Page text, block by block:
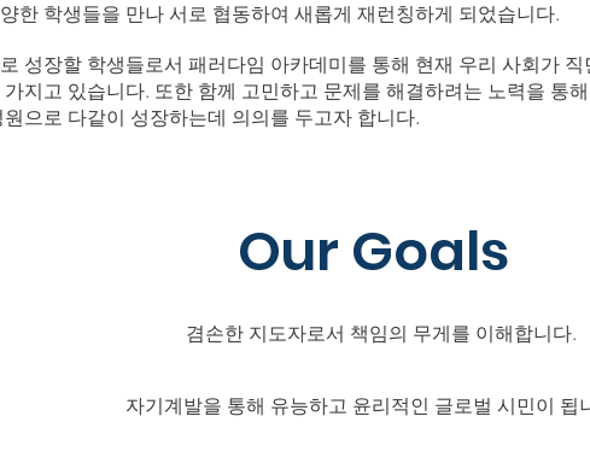
한 학생들을 만나 서로 협동하여 새롭게 재런칭하게 되었습니다.
성장할 학생들로서 패러다임 아카데미를 통해 현재 우리 사회가
지고 있습니다. 또한 함께 고민하고 문제를 해결하려는 노력을 통
으로 다같이 성장하는데 의의를 두고자 합니다.
Our Goals
겸손한 지도자로서 책임의 무게를 이해합니다.
자기계발을 통해 유능하고 윤리적인 글로벌 시민이 됩